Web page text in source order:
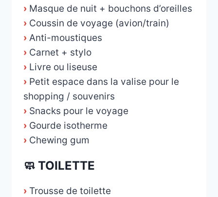
› Masque de nuit + bouchons d’oreilles
› Coussin de voyage (avion/train)
› Anti-moustiques
› Carnet + stylo
› Livre ou liseuse
› Petit espace dans la valise pour le
shopping / souvenirs
› Snacks pour le voyage
› Gourde isotherme
› Chewing gum
🧼 TOILETTE
› Trousse de toilette